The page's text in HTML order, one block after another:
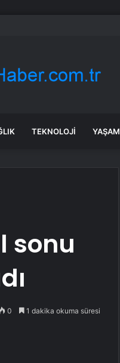
kaybetti
TEKNOLOJI YAŞAM
sonu
0 1 dakika okuma süresi